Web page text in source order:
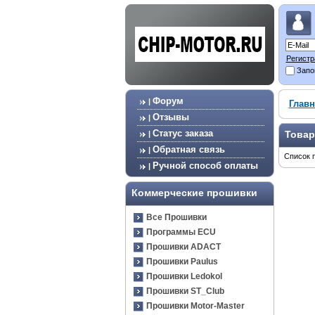
| Форум
| Отзывы
| Статус заказа
| Обратная связь
| Ручной способ оплаты
Коммерческие прошивки
Все Прошивки
Программы ECU
Прошивки ADACT
Прошивки Paulus
Прошивки Ledokol
Прошивки ST_Club
Прошивки Motor-Master
Список